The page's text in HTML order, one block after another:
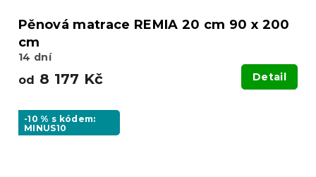
Pěnová matrace REMIA 20 cm 90 x 200
cm
14 dní
od 8 177 Kč Detail
-10 % s kódem:
MINUS10